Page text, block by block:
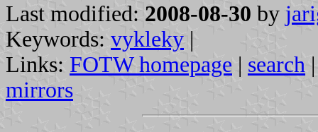
Last modified: 2008-08-30 by
Keywords: vykleky |
Links: FOTW homepage | search
mirrors